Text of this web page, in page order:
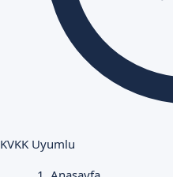
KVKK Uyumlu